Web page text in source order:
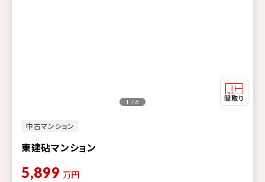
中古マンション
東建砧マンション
1 / 6
5,899 万円